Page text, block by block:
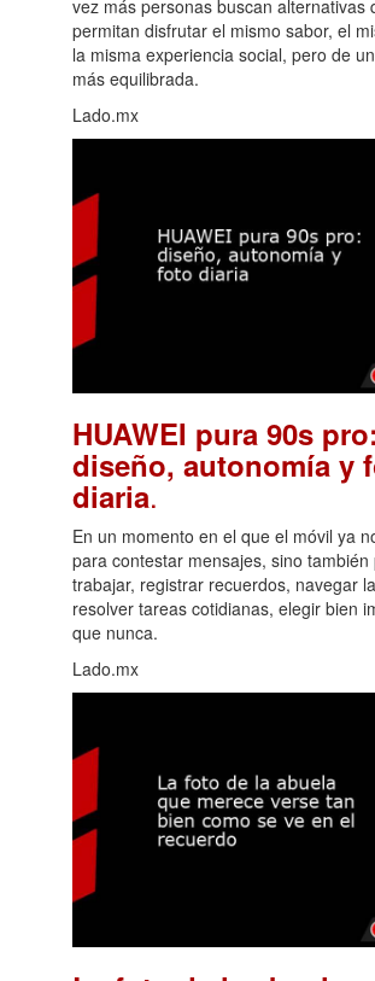
vez más personas buscan alternativas
permitan disfrutar el mismo sabor, el
la misma experiencia social, pero de
más equilibrada.
Lado.mx
HUAWEI pura 90s pro:
diseño, autonomía y
diaria.
En un momento en el que el móvil ya
para contestar mensajes, sino también
trabajar, registrar recuerdos, navegar
resolver tareas cotidianas, elegir bien
que nunca.
Lado.mx